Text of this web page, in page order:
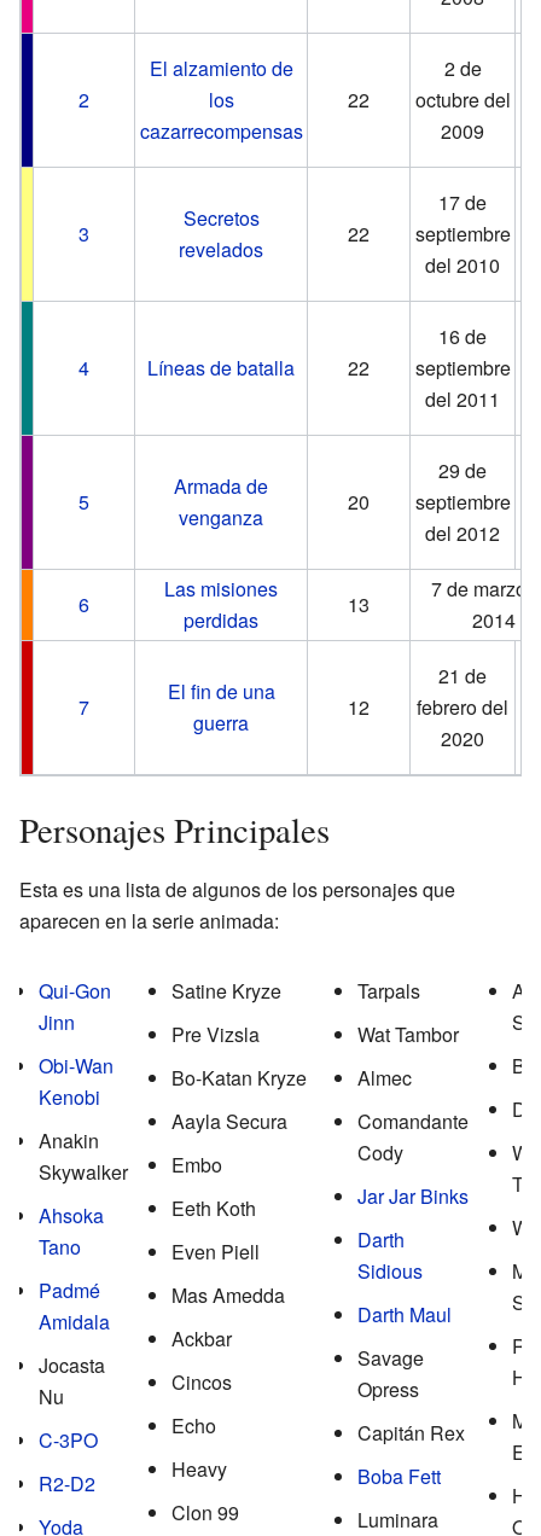
2
El alzamiento de
los
cazarrecompensas
22
2 de
octubre del
2009
3
Secretos
revelados
22
17 de
septiembre
del 2010
4 Líneas de batalla 22
16 de
septiembre
del 2011
5
Armada de
venganza
20
29 de
septiembre
del 2012
6
Las misiones
perdidas
13
7 de marzo
2014
7
El fin de una
guerra
12
21 de
febrero del
2020
Personajes Principales
Esta es una lista de algunos de los personajes que
aparecen en la serie animada:
Qui-Gon
Jinn
Obi-Wan
Kenobi
Anakin
Skywalker
Ahsoka
Tano
Padmé
Amidala
Jocasta
Nu
C-3PO
R2-D2
Yoda
Satine Kryze
Pre Vizsla
Bo-Katan Kryze
Aayla Secura
Embo
Eeth Koth
Even Piell
Mas Amedda
Ackbar
Cincos
Echo
Heavy
Clon 99
Tarpals
Wat Tambor
Almec
Comandante
Cody
Jar Jar Binks
Darth
Sidious
Darth Maul
Savage
Opress
Capitán Rex
Boba Fett
Luminara